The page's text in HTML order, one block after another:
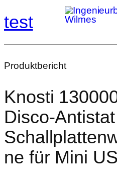
test
Produktbericht
Knosti
Disco‑Antistat
ne für Mini